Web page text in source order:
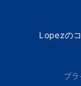
Lopezの
プ